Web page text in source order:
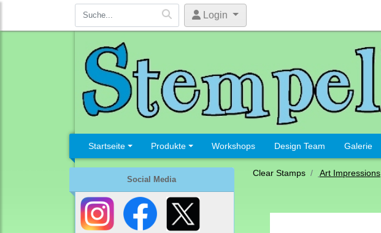
Login
Startseite Produkte Workshops Design Team Galerie
Social Media
Clear Stamps Art Impressions